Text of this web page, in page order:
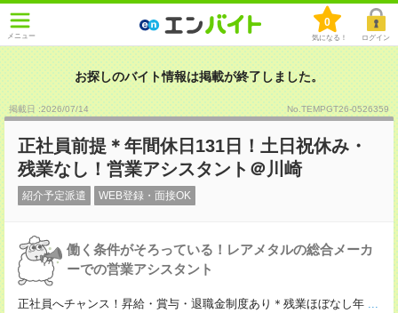
メニュー
0
気になる！ ログイン
お探しのバイト情報は掲載が終了しました。
掲載日 :2026/07/14 No.TEMPGT26-0526359
正社員前提＊年間休日131日！土日祝休み・
残業なし！営業アシスタント＠川崎
紹介予定派遣 WEB登録・面接OK
働く条件がそろっている！レアメタルの総合メーカ
ーでの営業アシスタント
正社員へチャンス！昇給・賞与・退職金制度あり＊残業ほぼなし年 ...